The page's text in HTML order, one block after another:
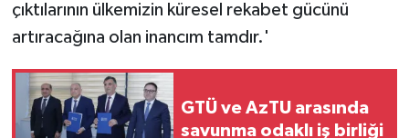
çıktılarının ülkemizin küresel rekabet gücünü
artıracağına olan inancım tamdır.'
GTÜ ve AzTU arasında
savunma odaklı iş birliği